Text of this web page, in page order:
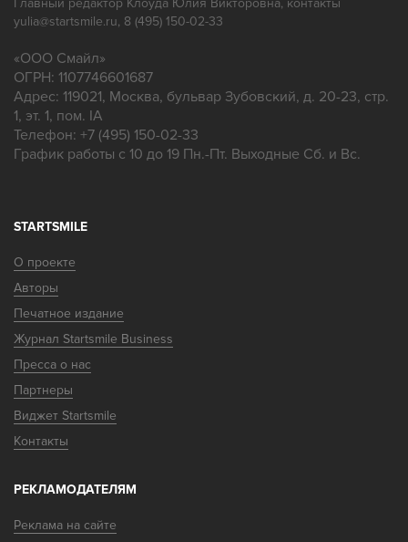
Главный редактор Клоуда Юлия Викторовна, контакты
yulia@startsmile.ru, 8 (495) 150-02-33
«ООО Смайл»
ОГРН: 1107746601687
Адрес: 119021, Москва, бульвар Зубовский, д. 20-23, стр.
1, эт. 1, пом. IA
Телефон: +7 (495) 150-02-33
График работы с 10 до 19 Пн.-Пт. Выходные Сб. и Вс.
STARTSMILE
О проекте
Авторы
Печатное издание
Журнал Startsmile Business
Пресса о нас
Партнеры
Виджет Startsmile
Контакты
РЕКЛАМОДАТЕЛЯМ
Реклама на сайте